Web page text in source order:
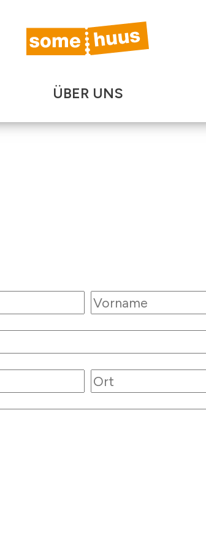
ÜBER UNS